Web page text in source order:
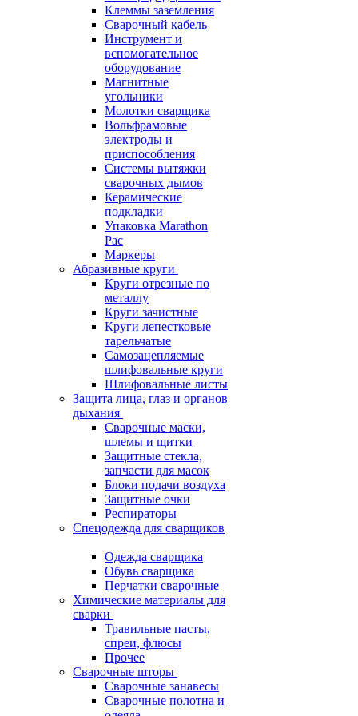
Клеммы заземления
Сварочный кабель
Инструмент и
вспомогательное
оборудование
Магнитные
угольники
Молотки сварщика
Вольфрамовые
электроды и
приспособления
Системы вытяжки
сварочных дымов
Керамические
подкладки
Упаковка Marathon
Pac
Маркеры
Абразивные круги
Круги отрезные по
металлу
Круги зачистные
Круги лепестковые
тарельчатые
Самозацепляемые
шлифовальные круги
Шлифовальные листы
Защита лица, глаз и органов
дыхания
Сварочные маски,
шлемы и щитки
Защитные стекла,
запчасти для масок
Блоки подачи воздуха
Защитные очки
Респираторы
Спецодежда для сварщиков
Одежда сварщика
Обувь сварщика
Перчатки сварочные
Химические материалы для
сварки
Травильные пасты,
спреи, флюсы
Прочее
Сварочные шторы
Сварочные занавесы
Сварочные полотна и